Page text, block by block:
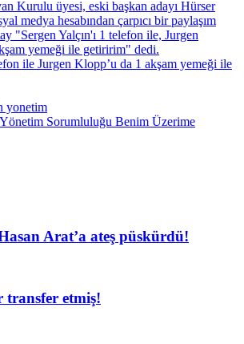
ile Jurgen Klopp’u da 1 akşam yemeği ile
Yönetim Sorumluluğu Benim Üzerime
Arat’a ateş püskürdü!
transfer etmiş!